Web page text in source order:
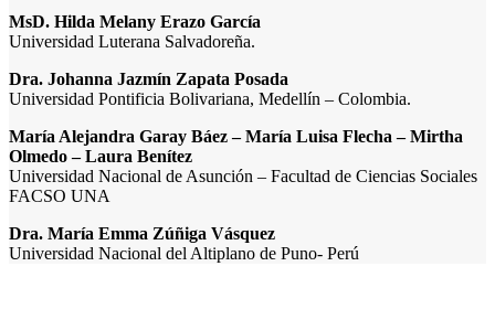
MsD. Hilda Melany Erazo García
Universidad Luterana Salvadoreña.
Dra. Johanna Jazmín Zapata Posada
Universidad Pontificia Bolivariana, Medellín – Colombia.
María Alejandra Garay Báez – María Luisa Flecha – Mirtha
Olmedo – Laura Benítez
Universidad Nacional de Asunción – Facultad de Ciencias Sociales
FACSO UNA
Dra. María Emma Zúñiga Vásquez
Universidad Nacional del Altiplano de Puno- Perú